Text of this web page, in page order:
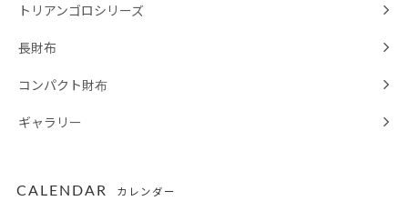
トリアンゴロシリーズ
長財布
コンパクト財布
ギャラリー
CALENDAR カレンダー